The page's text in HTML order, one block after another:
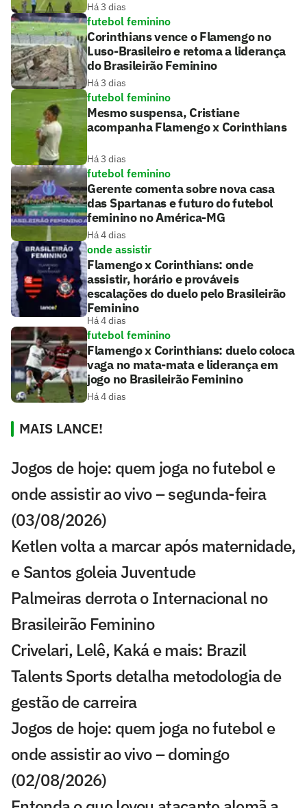
Há 3 dias
futebol feminino
Corinthians vence o Flamengo no
Luso-Brasileiro e retoma a liderança
do Brasileirão Feminino
Há 3 dias
futebol feminino
Mesmo suspensa, Cristiane
acompanha Flamengo x Corinthians
Há 3 dias
futebol feminino
Gerente comenta sobre nova casa
das Spartanas e futuro do futebol
feminino no América-MG
Há 4 dias
onde assistir
Flamengo x Corinthians: onde
assistir, horário e prováveis
escalações do duelo pelo Brasileirão
Feminino
Há 4 dias
futebol feminino
Flamengo x Corinthians: duelo coloca
vaga no mata-mata e liderança em
jogo no Brasileirão Feminino
Há 4 dias
MAIS LANCE!
Jogos de hoje: quem joga no futebol e
onde assistir ao vivo – segunda-feira
(03/08/2026)
Ketlen volta a marcar após maternidade,
e Santos goleia Juventude
Palmeiras derrota o Internacional no
Brasileirão Feminino
Crivelari, Lelê, Kaká e mais: Brazil
Talents Sports detalha metodologia de
gestão de carreira
Jogos de hoje: quem joga no futebol e
onde assistir ao vivo – domingo
(02/08/2026)